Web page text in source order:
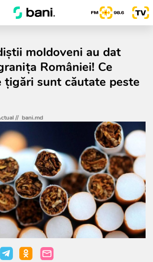
moldoveni au dat
României! Ce
țigări sunt căutate peste
// bani.md